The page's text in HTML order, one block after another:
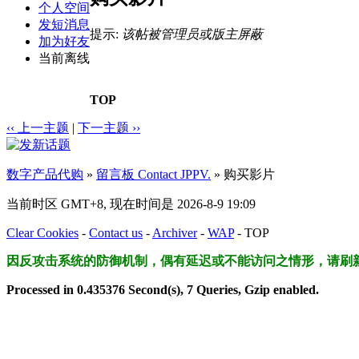
个人空间
发短消息
加为好友
当前离线
提示: 该帖被管理员或版主屏蔽
TOP
‹‹ 上一主题 | 下一主题 ››
数字产品代购 » 留言板 Contact JPPV. » 购买影片
当前时区 GMT+8, 现在时间是 2026-8-9 19:09
Clear Cookies - Contact us - Archiver- WAP- TOP
因反攻击系统的防御机制，偶有延迟或不能访问之情形，请刷
Processed in 0.435376 Second(s), 7 Queries, Gzip enabled.